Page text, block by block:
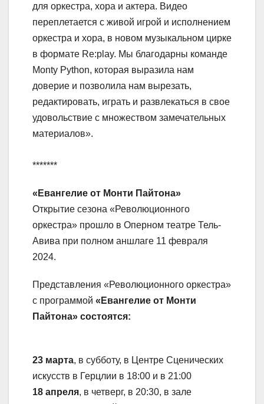
для оркестра, хора и актера. Видео
переплетается с живой игрой и исполнением
оркестра и хора, в новом музыкальном цирке
в формате Re:play. Мы благодарны команде
Monty Python, которая выразила нам
доверие и позволила нам вырезать,
редактировать, играть и развлекаться в свое
удовольствие с множеством замечательных
материалов».
*******
«Евангелие от Монти Пайтона»
Открытие сезона «Революционного
оркестра» прошло в Оперном театре Тель-
Авива при полном аншлаге 11 февраля
2024.
Представления «Революционного оркестра»
с программой «Евангелие от Монти
Пайтона» состоятся:
23 марта, в субботу, в Центре Сценических
искусств в Герцлии в 18:00 и в 21:00
18 апреля, в четверг, в 20:30, в зале